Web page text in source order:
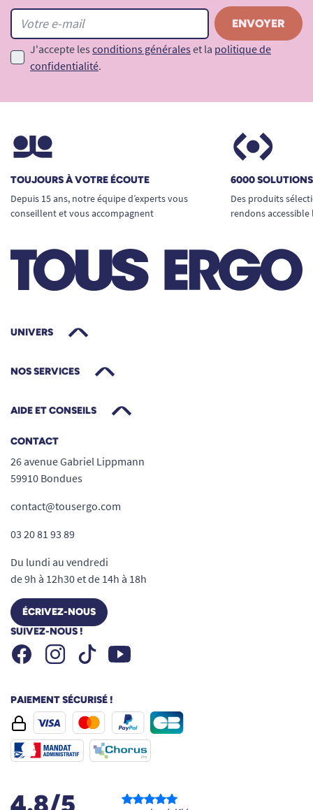
J'accepte les conditions générales et la politique de
confidentialité.
TOUJOURS À VOTRE ÉCOUTE
Depuis 15 ans, notre équipe d’experts vous
conseillent et vous accompagnent
6000
Des produits
rendons
UNIVERS
NOS SERVICES
AIDE ET CONSEILS
CONTACT
26 avenue Gabriel Lippmann
59910 Bondues
contact@tousergo.com
03 20 81 93 89
Du lundi au vendredi
de 9h à 12h30 et de 14h à 18h
ÉCRIVEZ-NOUS
SUIVEZ-NOUS !
FacebookInstagramTiktok Youtube
PAIEMENT SÉCURISÉ !